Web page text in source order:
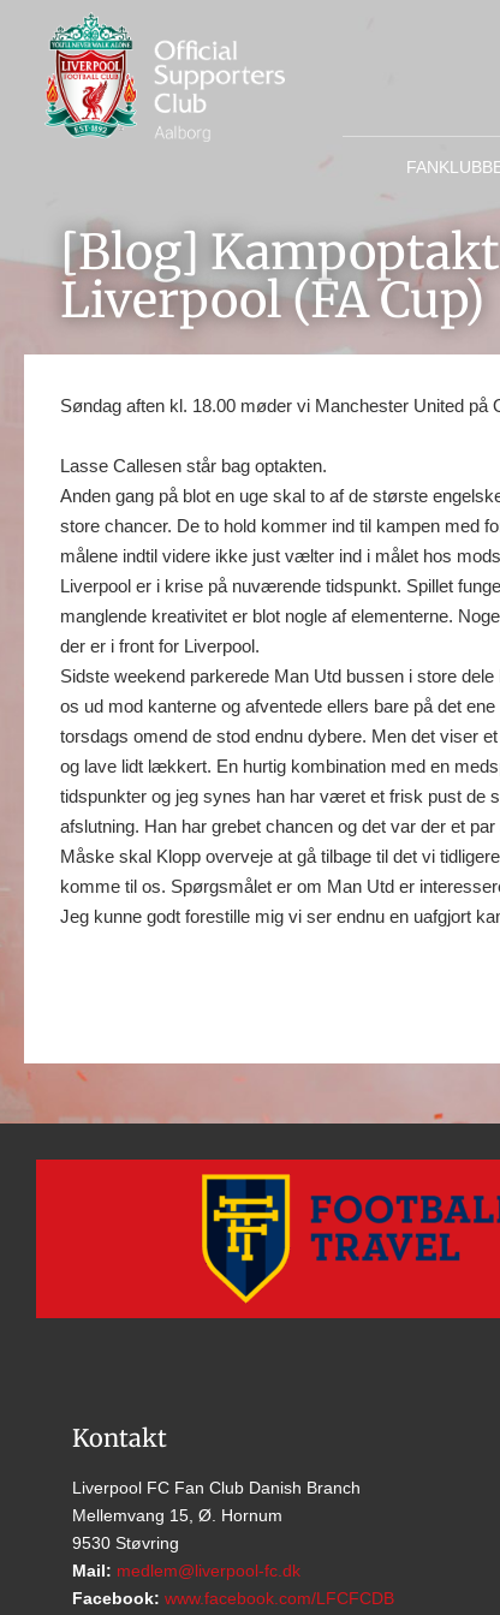
[Blog]
Liverpool (FA Cup)
Søndag aften kl. 18.00 møder vi Manchester United på
Lasse Callesen står bag optakten.
Anden gang på blot en uge skal to af de største
store chancer. De to hold kommer ind til kampen med
målene indtil videre ikke just vælter ind i målet hos
Liverpool er i krise på nuværende tidspunkt. Spillet
manglende kreativitet er blot nogle af elementerne.
der er i front for Liverpool.
Sidste weekend parkerede Man Utd bussen i store
os ud mod kanterne og afventede ellers bare på det
torsdags omend de stod endnu dybere. Men det viser
og lave lidt lækkert. En hurtig kombination med en
tidspunkter og jeg synes han har været et frisk pust de
afslutning. Han har grebet chancen og det var der et
Måske skal Klopp overveje at gå tilbage til det vi
komme til os. Spørgsmålet er om Man Utd er
Jeg kunne godt forestille mig vi ser endnu en uafgjort
Kontakt
Liverpool FC Fan Club Danish Branch
Mellemvang 15, Ø. Hornum
9530 Støvring
Mail: medlem@liverpool-fc.dk
Facebook: www.facebook.com/LFCFCDB